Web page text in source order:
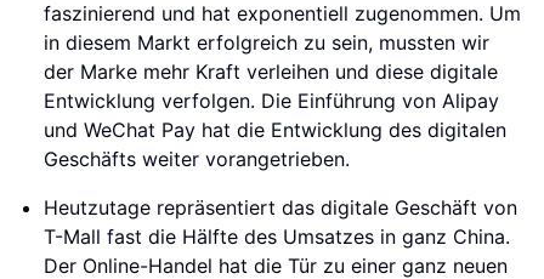
faszinierend und hat exponentiell zugenommen. Um
in diesem Markt erfolgreich zu sein, mussten wir
der Marke mehr Kraft verleihen und diese digitale
Entwicklung verfolgen. Die Einführung von Alipay
und WeChat Pay hat die Entwicklung des digitalen
Geschäfts weiter vorangetrieben.
Heutzutage repräsentiert das digitale Geschäft von
T-Mall fast die Hälfte des Umsatzes in ganz China.
Der Online-Handel hat die Tür zu einer ganz neuen